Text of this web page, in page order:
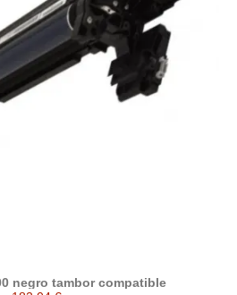
negro tambor compatible